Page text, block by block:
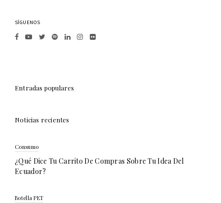
SÍGUENOS
Entradas populares
Noticias recientes
Consumo
¿Qué Dice Tu Carrito De Compras Sobre Tu Idea Del
Ecuador?
Botella PET